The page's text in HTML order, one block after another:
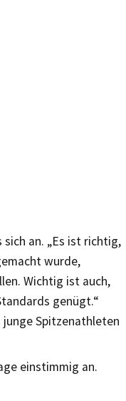
sich an. „Es ist richtig,
wurde,
Wichtig ist auch,
genügt.“
Spitzenathleten
einstimmig an.